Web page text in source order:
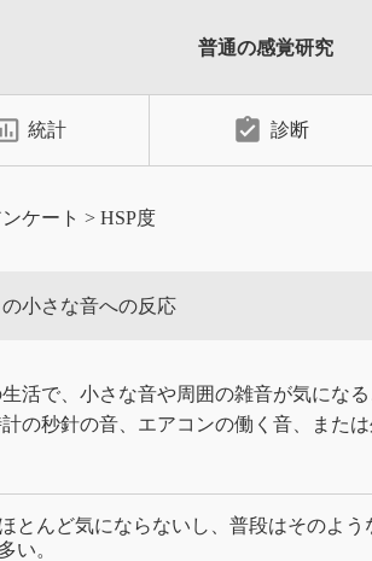
普通の感覚研究
統計 assignment_turned_in 診断
ケート > HSP度
小さな音への反応
活で、小さな音や周囲の雑音が気にな
の秒針の音、エアコンの働く音、また
とんど気にならないし、普段はそのよ
い。